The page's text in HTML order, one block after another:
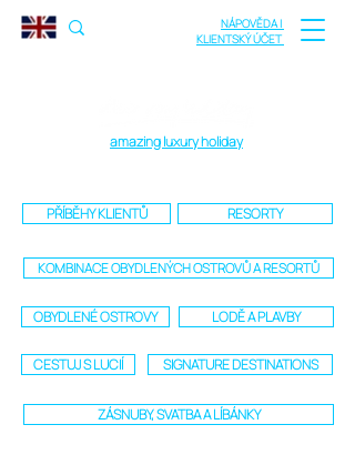
NÁPOVĚDA |
KLIENTSKÝ ÚČET
amazing luxury holiday
PŘÍBĚHY KLIENTŮ RESORTY
KOMBINACE OBYDLENÝCH OSTROVŮ A RESORTŮ
OBYDLENÉ OSTROVY LODĚ A PLAVBY
CESTUJ S LUCIÍ SIGNATURE DESTINATIONS
ZÁSNUBY, SVATBA A LÍBÁNKY